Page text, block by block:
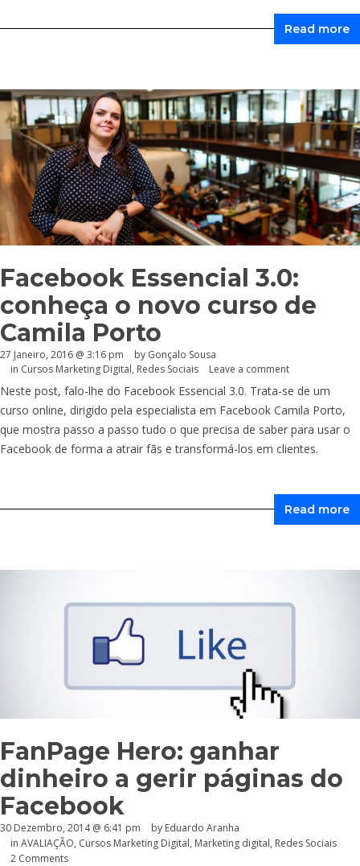
Read more
Facebook Essencial 3.0:
conheça o novo curso de
Camila Porto
27 Janeiro, 2016 @ 3:16 pm by Gonçalo Sousa
in Cursos Marketing Digital, Redes Sociais Leave a comment
Neste post, falo-lhe do Facebook Essencial 3.0. Trata-se de um
curso online, dirigido pela especialista em Facebook Camila Porto,
que mostra passo a passo tudo o que precisa de saber para usar o
Facebook de forma a atrair fãs e transformá-los em clientes.
Read more
FanPage Hero: ganhar
dinheiro a gerir páginas do
Facebook
30 Dezembro, 2014 @ 6:41 pm by Eduardo Aranha
in AVALIAÇÃO, Cursos Marketing Digital, Marketing digital, Redes Sociais
2 Comments